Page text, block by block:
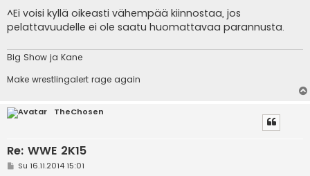
e
s
t
^Ei voisi kyllä oikeasti vähempää kiinnostaa, jos
pelattavuudelle ei ole saatu huomattavaa parannusta.
Big Show ja Kane
Make wrestlingalert rage again
TheChosen
Re: WWE 2K15
VSu 16.11.2014 15:01